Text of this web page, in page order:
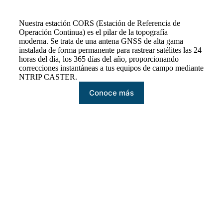
Nuestra estación CORS (Estación de Referencia de
Operación Continua) es el pilar de la topografía
moderna. Se trata de una antena GNSS de alta gama
instalada de forma permanente para rastrear satélites las 24
horas del día, los 365 días del año, proporcionando
correcciones instantáneas a tus equipos de campo mediante
NTRIP CASTER.
Conoce más